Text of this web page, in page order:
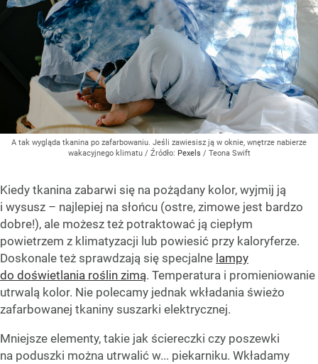
A tak wygląda tkanina po zafarbowaniu. Jeśli zawiesisz ją w oknie, wnętrze nabierze
wakacyjnego klimatu / Źródło: Pexels / Teona Swift
Kiedy tkanina zabarwi się na pożądany kolor, wyjmij ją
i wysusz – najlepiej na słońcu (ostre, zimowe jest bardzo
dobre!), ale możesz też potraktować ją ciepłym
powietrzem z klimatyzacji lub powiesić przy kaloryferze.
Doskonale też sprawdzają się specjalne lampy
do doświetlania roślin zimą. Temperatura i promieniowanie
utrwalą kolor. Nie polecamy jednak wkładania świeżo
zafarbowanej tkaniny suszarki elektrycznej.
Mniejsze elementy, takie jak ściereczki czy poszewki
na poduszki można utrwalić w... piekarniku. Wkładamy